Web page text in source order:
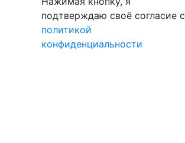
подтверждаю своё согласие с
политикой
конфиденциальности